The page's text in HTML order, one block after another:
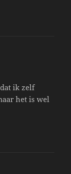
ik zelf
het is wel